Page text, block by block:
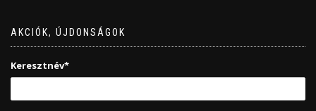
AKCIÓK, ÚJDONSÁGOK
Keresztnév*